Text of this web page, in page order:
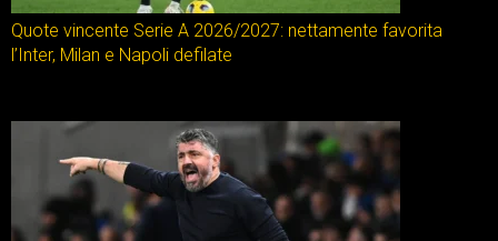
Quote vincente Serie A 2026/2027: nettamente favorita
l’Inter, Milan e Napoli defilate